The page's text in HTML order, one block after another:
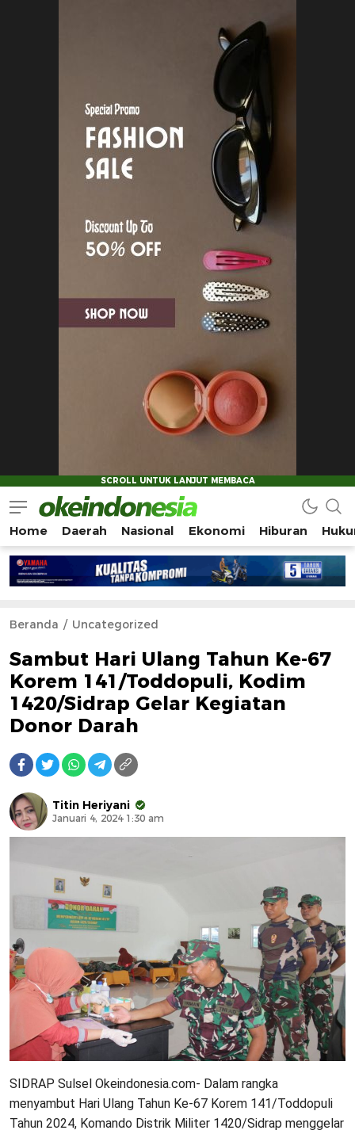
Okeindonesia.Online
Mengonlinekan Indonesia Secara Utuh
Home Daerah Nasional Ekonomi Hiburan
Beranda Uncategorized
Sambut Hari Ulang Tahun Ke-67
Korem 141/Toddopuli, Kodim
1420/Sidrap Gelar Kegiatan
Donor Darah
Titin Heriyani
Januari 4, 2024 1:30 am
SIDRAP Sulsel Okeindonesia.com- Dalam rangka
menyambut Hari Ulang Tahun Ke-67 Korem 141/Toddopuli
Tahun 2024, Komando Distrik Militer 1420/Sidrap menggelar